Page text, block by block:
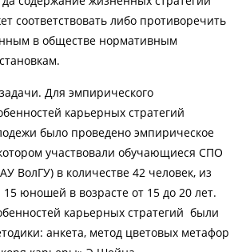
соответствовать либо противоречить
в обществе нормативным
Для эмпирического
карьерных стратегий
было проведено эмпирическое
участвовали обучающиеся СПО
ВолГУ) в количестве 42 человек, из
юношей в возрасте от 15 до 20 лет.
карьерных стратегий были
анкета, метод цветовых метафор